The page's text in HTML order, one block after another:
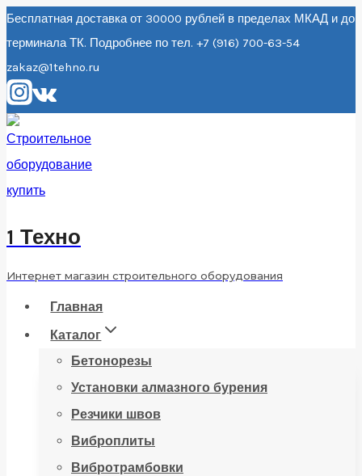
Перейти
к
содержанию
Бесплатная доставка от 30000 рублей в пределах МКАД и до
терминала ТК. Подробнее по тел. +7 (916) 700-63-54
zakaz@1tehno.ru
1 Техно
Интернет магазин строительного оборудования
Главная
Каталог
Бетонорезы
Установки алмазного бурения
Резчики швов
Виброплиты
Вибротрамбовки